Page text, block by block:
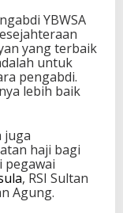
YBWSA
yang terbaik
untuk
pengabdi.
lebih baik
juga
haji bagi
pegawai
, RSI Sultan
Agung.